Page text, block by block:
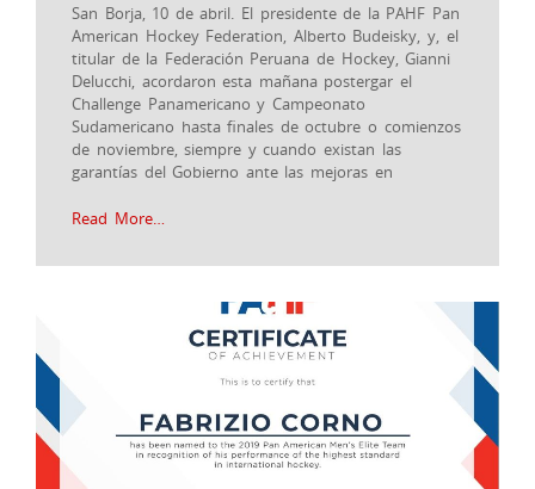
San Borja, 10 de abril. El presidente de la PAHF Pan
American Hockey Federation, Alberto Budeisky, y, el
titular de la Federación Peruana de Hockey, Gianni
Delucchi, acordaron esta mañana postergar el
Challenge Panamericano y Campeonato
Sudamericano hasta finales de octubre o comienzos
de noviembre, siempre y cuando existan las
garantías del Gobierno ante las mejoras en
Read More…